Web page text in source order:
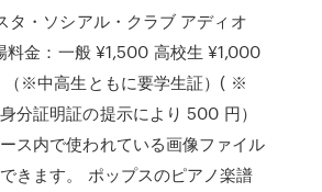
タ・ソシアル・クラブ アディオ
料金：一般 ¥1,500 高校生 ¥1,000
（※中高生ともに要学生証）( ※
分証明証の提示により 500 円）
ス内で使われている画像ファイル
きます。 ポップスのピアノ楽譜